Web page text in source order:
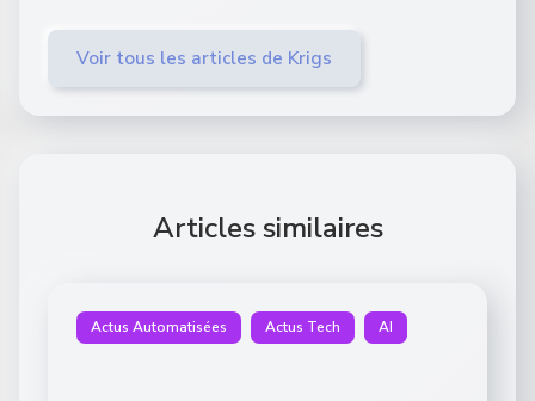
Voir tous les articles de Krigs
Articles similaires
Actus Automatisées Actus Tech AI